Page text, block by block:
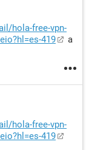
hola-free-vpn-
419
a
hola-free-vpn-
419